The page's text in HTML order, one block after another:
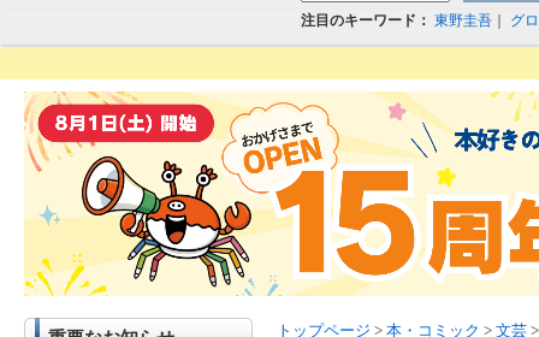
注目のキーワード： 東野圭吾 グ
トップページ > 本・コミック > 文芸